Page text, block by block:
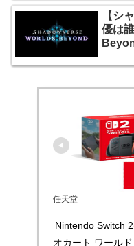
【シ
優は
任天堂
Nintendo Switch
オカート ワール